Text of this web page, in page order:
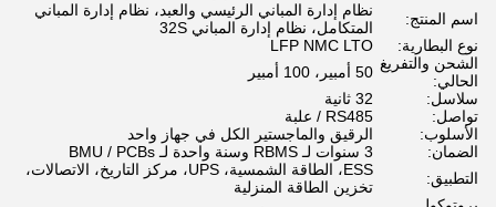
اسم المنتج:
نظام إدارة المباني الرئيسي والعبد، نظام إدارة المباني
المتكامل، نظام إدارة المباني 32S
نوع البطارية:
LFP NMC LTO
الشحن والتفريغ
الحالي:
50 أمبير، 100 أمبير
سلاسل:
32 ثانية
تواصل:
RS485 / علبة
الأسلوب:
الرقيق والماجستير الكل في جهاز واحد
الضمان:
3 سنوات لـ RBMS وسنة واحدة لـ BMU / PCBs
التطبيق:
ESS، الطاقة الشمسية، UPS، مركز التاريخ، الاتصالات،
تخزين الطاقة المنزلية